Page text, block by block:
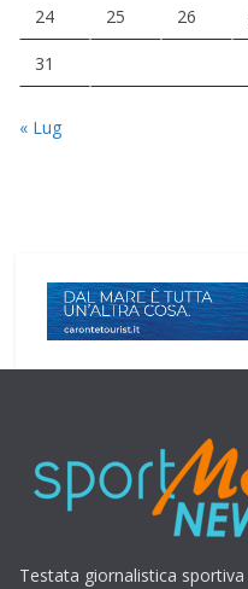
24 25 26
31
« Lug
Testata giornalistica sportiva